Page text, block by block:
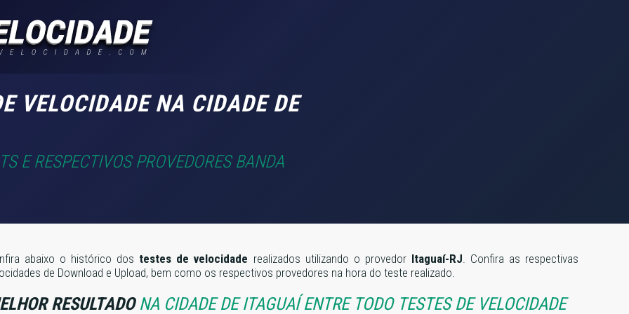
VELOCIDADE NA CIDADE DE
E RESPECTIVOS PROVEDORES BANDA
abaixo o histórico dos testes de velocidade realizados utilizando o provedor Itaguaí-RJ. Confira as respectivas
de Download e Upload, bem como os respectivos provedores na hora do teste realizado.
RESULTADONA CIDADE DE ITAGUAÍ ENTRE TODO TESTES DE VELOCIDADE